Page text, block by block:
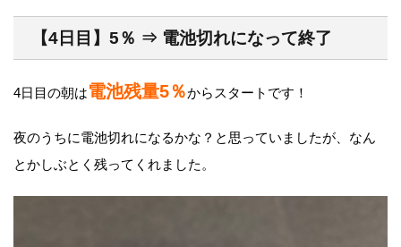
【4日目】5％ ⇒ 電池切れになって終了
4日目の朝は電池残量5％からスタートです！
夜のうちに電池切れになるかな？と思っていましたが、なん
とかしぶとく残ってくれました。